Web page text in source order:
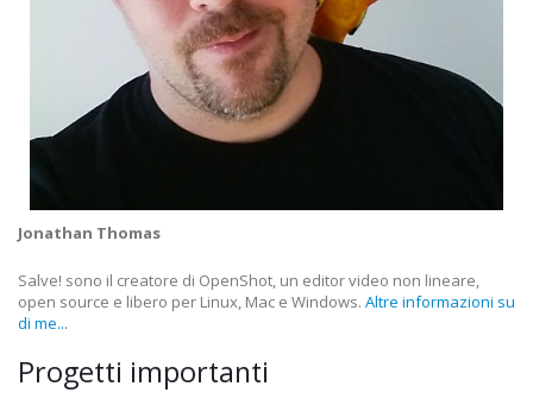
Jonathan Thomas
Salve! sono il creatore di OpenShot, un editor video non lineare,
open source e libero per Linux, Mac e Windows. Altre informazioni su
di me...
Progetti importanti